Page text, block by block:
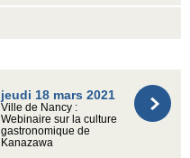
jeudi 18 mars 2021
Ville de Nancy :
Webinaire sur la culture
gastronomique de
Kanazawa